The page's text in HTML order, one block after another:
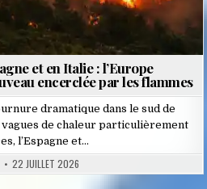
et en Italie : l’Europe
encerclée par les flammes
dramatique dans le sud de
de chaleur particulièrement
l’Espagne et…
22 JUILLET 2026